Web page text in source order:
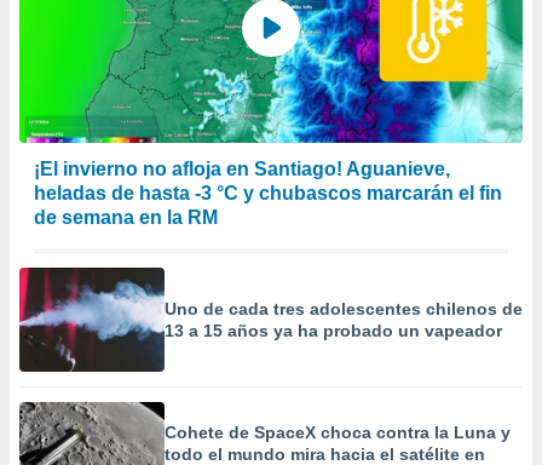
¡El invierno no afloja en Santiago! Aguanieve,
heladas de hasta -3 °C y chubascos marcarán el fin
de semana en la RM
Uno de cada tres adolescentes chilenos de
13 a 15 años ya ha probado un vapeador
Cohete de SpaceX choca contra la Luna y
todo el mundo mira hacia el satélite en